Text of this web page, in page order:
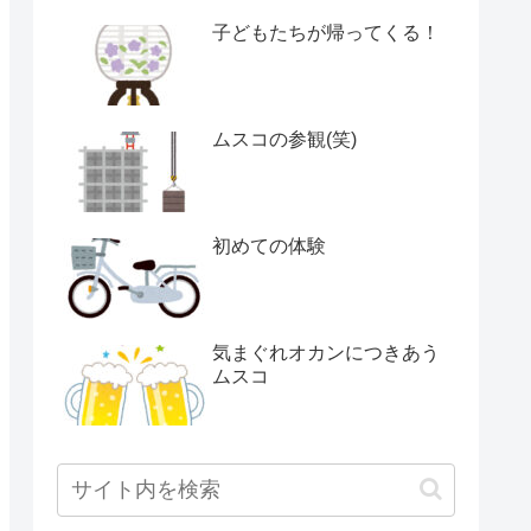
子どもたちが帰ってくる！
ムスコの参観(笑)
初めての体験
気まぐれオカンにつきあう
ムスコ